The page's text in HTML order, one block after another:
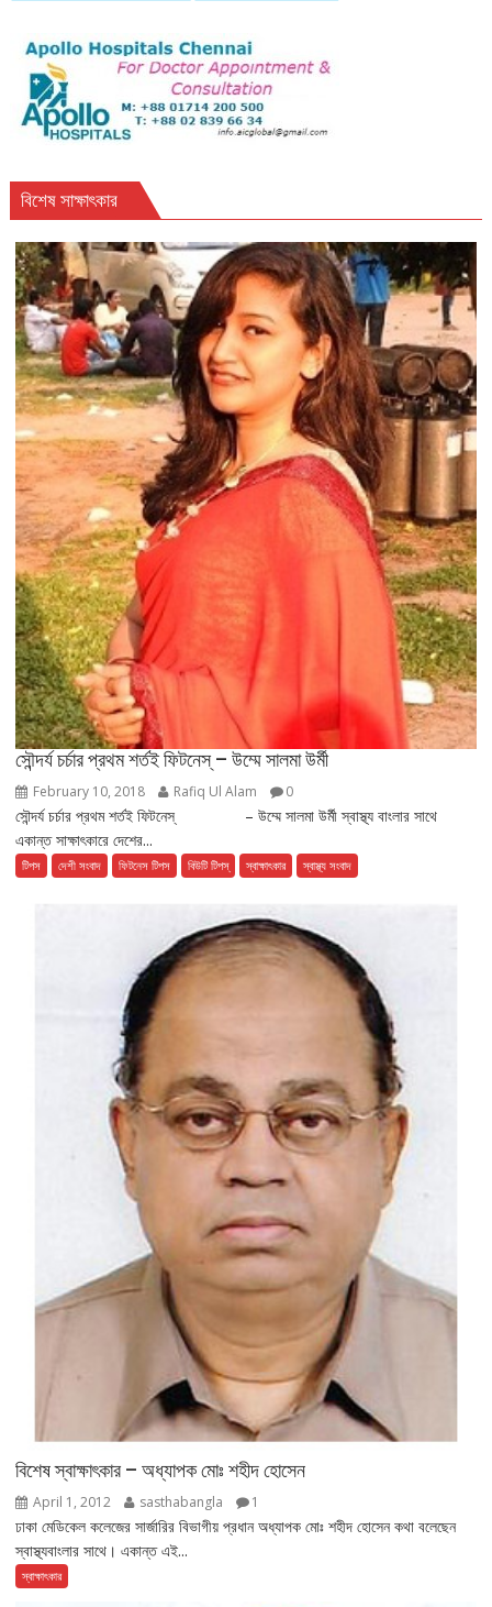
বিশেষ সাক্ষাৎকার
সৌন্দর্য চর্চার প্রথম শর্তই ফিটনেস্ – উম্মে সালমা উর্মী
February 10, 2018 Rafiq Ul Alam 0
সৌন্দর্য চর্চার প্রথম শর্তই ফিটনেস্ – উম্মে সালমা উর্মী স্বাস্থ্য বাংলার সাথে
একান্ত সাক্ষাৎকারে দেশের...
টিপস দেশী সংবাদ ফিটনেস টিপস বিউটি টিপস্ স্বাক্ষাৎকার স্বাস্থ্য সংবাদ
বিশেষ স্বাক্ষাৎকার – অধ্যাপক মোঃ শহীদ হোসেন
April 1, 2012 sasthabangla 1
ঢাকা মেডিকেল কলেজের সার্জারির বিভাগীয় প্রধান অধ্যাপক মোঃ শহীদ হোসেন কথা বলেছেন
স্বাস্থ্যবাংলার সাথে। একান্ত এই...
স্বাক্ষাৎকার